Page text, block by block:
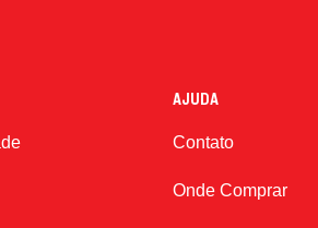
AJUDA
Contato
Onde Comprar